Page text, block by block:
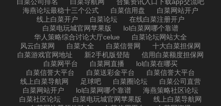
海燕论坛最稳十三个公式
白菜信用盘
白菜网站开户
线上白菜开户
白菜论坛
在线白菜注册开户
白菜电玩城官网苹果版
lol白菜网哪个靠谱
华人策略综合讨论大厅celue
白菜论坛网站大全
风云白菜网
白菜大全 白菜信誉网
十大白菜担保网
白菜游戏官网地址
新2手机版登陆
信用白菜额度担保网
白菜网平台
白菜网直播
lol白菜在哪买
白菜信誉大平台
白菜送彩金平台
白菜信誉大平台
线上白菜导航网
足球吧 白菜圈论坛
白菜公司直营
白菜网站开户
lol白菜网哪个靠谱
海燕策略社区论坛
白菜社区论坛
白菜电玩城官网苹果版
线上白菜导航网